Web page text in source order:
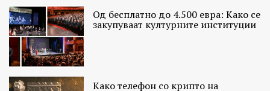
Од бесплатно до 4.500 евра: Како се
закупуваат културните институции
Како телефон со крипто на